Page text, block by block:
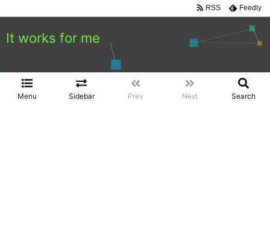
It works for me
Menu Sidebar Prev Next Search
RSS Feedly